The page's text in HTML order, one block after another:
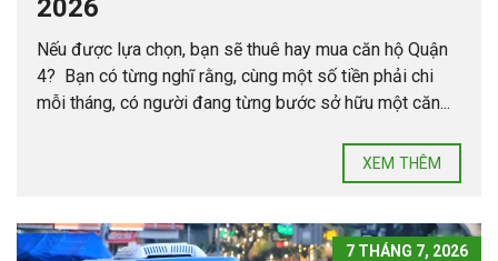
2026
Nếu được lựa chọn, bạn sẽ thuê hay mua căn hộ Quận
4? Bạn có từng nghĩ rằng, cùng một số tiền phải chi
mỗi tháng, có người đang từng bước sở hữu một căn...
XEM THÊM
7 THÁNG 7, 2026